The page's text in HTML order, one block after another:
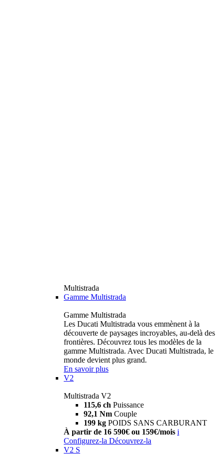
Multistrada
Gamme Multistrada
Gamme Multistrada
Les Ducati Multistrada vous emmènent à la
découverte de paysages incroyables, au-delà des
frontières. Découvrez tous les modèles de la
gamme Multistrada. Avec Ducati Multistrada, le
monde devient plus grand.
En savoir plus
V2
Multistrada V2
115,6 ch Puissance
92,1 Nm Couple
199 kg POIDS SANS CARBURANT
À partir de 16 590€ ou 159€/mois i
Configurez-la Découvrez-la
V2 S